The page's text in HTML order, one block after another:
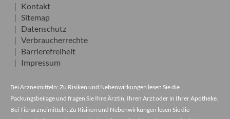
Kontakt
Sitemap
Datenschutz
Verbraucherrechte
Barrierefreiheit
Impressum
Bei Arzneimitteln: Zu Risiken und Nebenwirkungen lesen Sie die
Packungsbeilage und fragen Sie Ihre Ärztin, Ihren Arzt oder in Ihrer Apotheke.
Bei Tierarzneimitteln: Zu Risiken und Nebenwirkungen lesen Sie die